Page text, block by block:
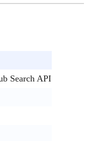
Search API